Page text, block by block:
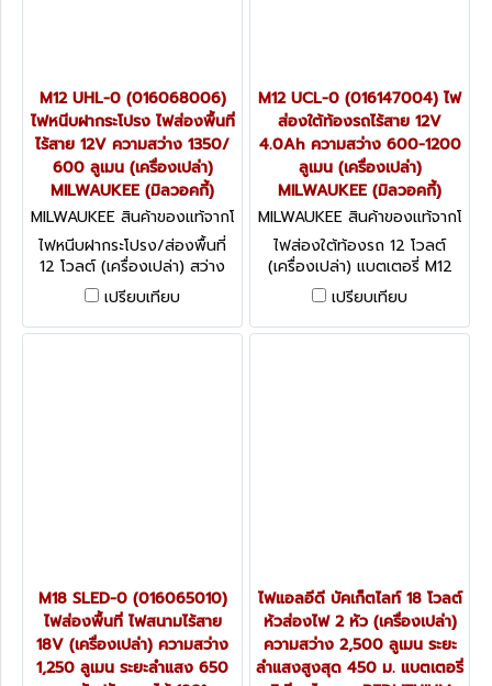
M12 UHL-0 (016068006)
ไฟหนีบฝากระโปรง ไฟส่องพื้นที่
ไร้สาย 12V ความสว่าง 1350/
600 ลูเมน (เครื่องเปล่า)
MILWAUKEE (มิลวอคกี้)
MILWAUKEE สินค้าของแท้จากโ
รงงานผู้ผลิต M12 UHL-0 (016
068006)
ไฟหนีบฝากระโปรง/ส่องพื้นที่
12 โวลต์ (เครื่องเปล่า) สว่าง
เต็มที่ ความสว่าง 1,350 ลูเมน
ตะขอเกี่ยวสามารถยืดได้ตั้งแต่
47 นิ้ว - 78 นิ้ว แบตเตอรี่ ลิเธี
เปรียบเทียบ
M12 UCL-0 (016147004) ไฟ
ส่องใต้ท้องรถไร้สาย 12V
4.0Ah ความสว่าง 600-1200
ลูเมน (เครื่องเปล่า)
MILWAUKEE (มิลวอคกี้)
MILWAUKEE สินค้าของแท้จากโ
รงงานผู้ผลิต M12 UCL-0 (016
147004)
ไฟส่องใต้ท้องรถ 12 โวลต์
(เครื่องเปล่า) แบตเตอรี่ M12
4.0 แอมปิอาว ความสว่าง (ลู
เมน) 1,200 / 800 / 600
MILWAUKEE (มิลวอคกี้)
เปรียบเทียบ
M18 SLED-0 (016065010)
ไฟส่องพื้นที่ ไฟสนามไร้สาย
18V (เครื่องเปล่า) ความสว่าง
1,250 ลูเมน ระยะลำแสง 650
ไฟแอลอีดี บัคเก็ตไลท์ 18 โวลต์
ห้วส่องไฟ 2 หัว (เครื่องเปล่า)
ความสว่าง 2,500 ลูเมน ระยะ
ลำแสงสูงสุด 450 ม. แบตเตอรี่